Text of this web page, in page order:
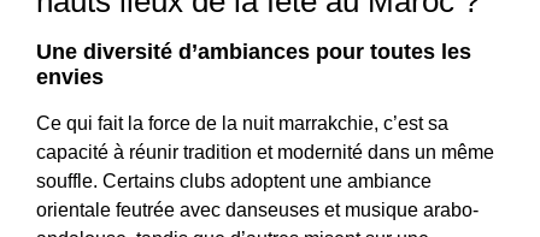
Une diversité d’ambiances pour toutes les
envies
Ce qui fait la force de la nuit marrakchie, c’est sa
capacité à réunir tradition et modernité dans un même
souffle. Certains clubs adoptent une ambiance
orientale feutrée avec danseuses et musique arabo-